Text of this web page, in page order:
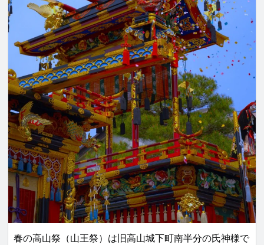
春の高山祭（山王祭）は旧高山城下町南半分の氏神様で